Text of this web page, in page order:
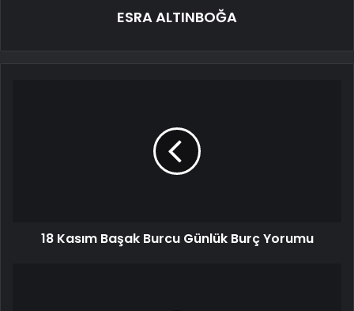
ESRA ALTINBOĞA
18 Kasım Başak Burcu Günlük Burç Yorumu